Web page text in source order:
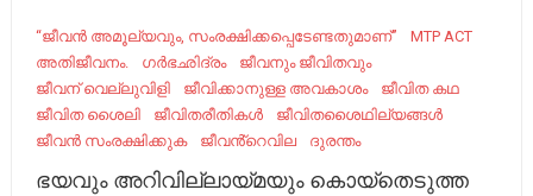
“ജീവന്‍ അമൂല്യവും, സംരക്ഷിക്കപ്പെടേണ്ടതുമാണ്”
MTP ACT
അതിജീവനം.
ഗർഭഛിദ്രം
ജീവനും ജീവിതവും
ജീവന് വെല്ലുവിളി
ജീവിക്കാനുള്ള അവകാശം
ജീവിത കഥ
ജീവിത ശൈലി
ജീവിതരീതികൾ
ജീവിതശൈഥില്യങ്ങൾ
ജീവൻ സംരക്ഷിക്കുക
ജീവൻ്റെവില ദുരന്തം
ഭയവും അറിവില്ലായ്മയും കൊയ്തെടുത്ത